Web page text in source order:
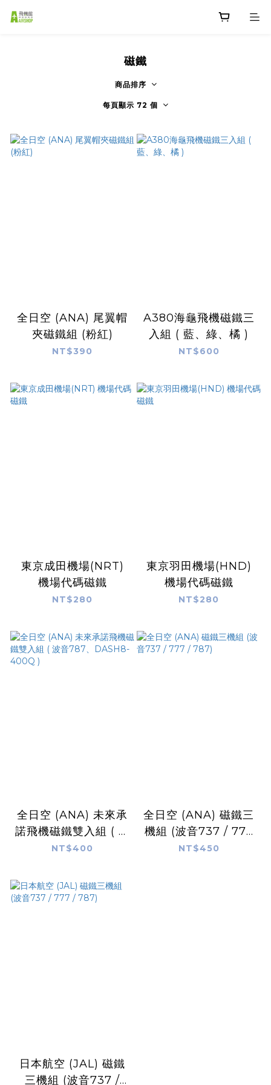
磁鐵
商品排序
每頁顯示 72 個
全日空 (ANA) 尾翼帽
夾磁鐵組 (粉紅)
NT$390
A380海龜飛機磁鐵三
入組 ( 藍、綠、橘 )
NT$600
東京成田機場(NRT)
機場代碼磁鐵
NT$280
東京羽田機場(HND)
機場代碼磁鐵
NT$280
全日空 (ANA) 未來承
諾飛機磁鐵雙入組 ( 波
音787、DASH8-
NT$400
全日空 (ANA) 磁鐵三
機組 (波音737 / 777
/ 787)
NT$450
日本航空 (JAL) 磁鐵
三機組 (波音737 /